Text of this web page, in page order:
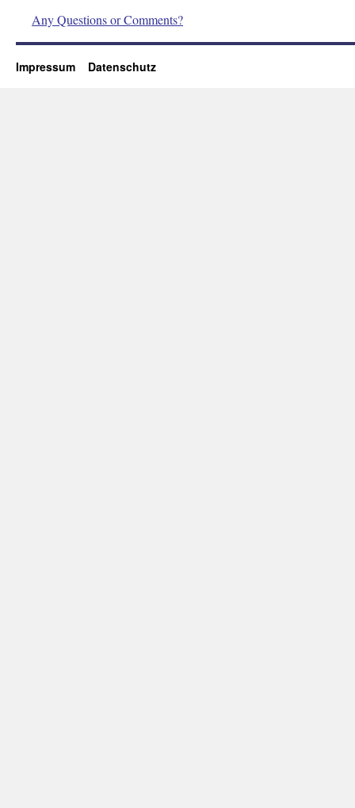
Any Questions or Comments?
Impressum Datenschutz